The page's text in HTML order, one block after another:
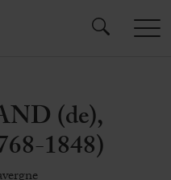
(de),
1848)